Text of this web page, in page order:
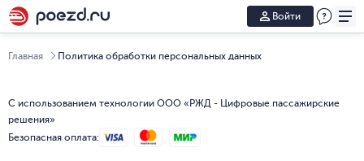
Войти
Главная Политика обработки персональных данных
С использованием технологии ООО «РЖД - Цифровые пассажирские
решения»
Безопасная оплата: